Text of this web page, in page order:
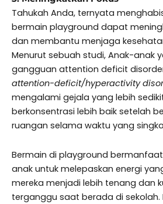
Tahukah Anda, ternyata
bermain playground dapat
dan membantu menjaga
Menurut sebuah studi, Anak-anak
gangguan attention deficit
attention-deficit/hyperactivity
mengalami gejala yang lebih
berkonsentrasi lebih baik setelah
ruangan selama waktu yang
Bermain di playground
anak untuk melepaskan energi
mereka menjadi lebih tenang dan
terganggu saat berada di